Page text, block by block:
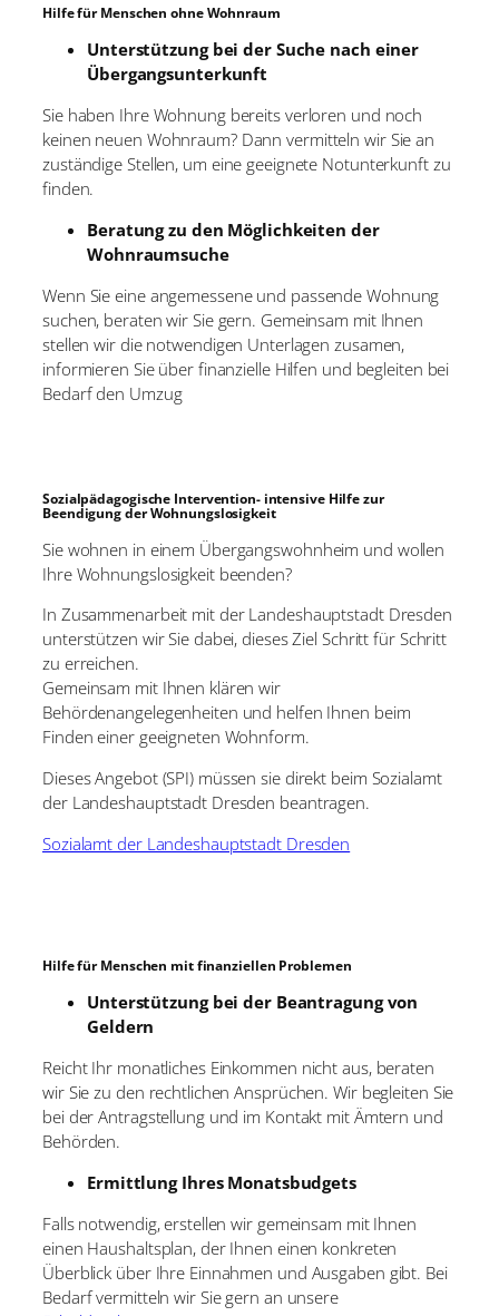
Hilfe für Menschen ohne Wohnraum
Unterstützung bei der Suche nach einer
Übergangsunterkunft
Sie haben Ihre Wohnung bereits verloren und noch
keinen neuen Wohnraum? Dann vermitteln wir Sie an
zuständige Stellen, um eine geeignete Notunterkunft zu
finden.
Beratung zu den Möglichkeiten der
Wohnraumsuche
Wenn Sie eine angemessene und passende Wohnung
suchen, beraten wir Sie gern. Gemeinsam mit Ihnen
stellen wir die notwendigen Unterlagen zusamen,
informieren Sie über finanzielle Hilfen und begleiten bei
Bedarf den Umzug
Sozialpädagogische Intervention- intensive Hilfe zur
Beendigung der Wohnungslosigkeit
Sie wohnen in einem Übergangswohnheim und wollen
Ihre Wohnungslosigkeit beenden?
In Zusammenarbeit mit der Landeshauptstadt Dresden
unterstützen wir Sie dabei, dieses Ziel Schritt für Schritt
zu erreichen.
Gemeinsam mit Ihnen klären wir
Behördenangelegenheiten und helfen Ihnen beim
Finden einer geeigneten Wohnform.
Dieses Angebot (SPI) müssen sie direkt beim Sozialamt
der Landeshauptstadt Dresden beantragen.
Sozialamt der Landeshauptstadt Dresden
Hilfe für Menschen mit finanziellen Problemen
Unterstützung bei der Beantragung von
Geldern
Reicht Ihr monatliches Einkommen nicht aus, beraten
wir Sie zu den rechtlichen Ansprüchen. Wir begleiten Sie
bei der Antragstellung und im Kontakt mit Ämtern und
Behörden.
Ermittlung Ihres Monatsbudgets
Falls notwendig, erstellen wir gemeinsam mit Ihnen
einen Haushaltsplan, der Ihnen einen konkreten
Überblick über Ihre Einnahmen und Ausgaben gibt. Bei
Bedarf vermitteln wir Sie gern an unsere